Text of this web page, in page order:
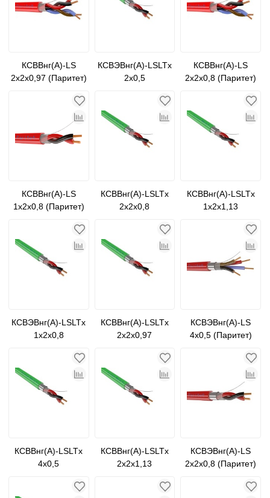
КСВВнг(А)-LS
2х2х0,97 (Паритет)
КСВЭВнг(А)-LSLTx
2х0,5
КСВВнг(А)-LS
2х2х0,8 (Паритет)
КСВВнг(А)-LS
1х2х0,8 (Паритет)
КСВВнг(А)-LSLTx
2х2х0,8
КСВВнг(А)-LSLTx
1х2х1,13
КСВЭВнг(А)-LSLTx
1х2х0,8
КСВВнг(А)-LSLTx
2х2х0,97
КСВЭВнг(А)-LS
4х0,5 (Паритет)
КСВВнг(А)-LSLTx
4х0,5
КСВВнг(А)-LSLTx
2х2х1,13
КСВЭВнг(А)-LS
2х2х0,8 (Паритет)